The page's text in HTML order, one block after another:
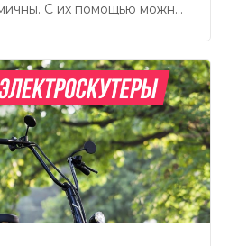
С их помощью можно
10 лучших
доступных в Беларуси,
и выясним, какая
вам.